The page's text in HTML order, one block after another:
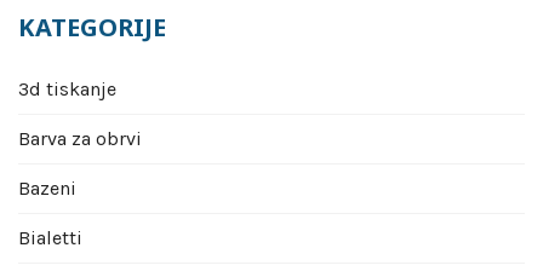
KATEGORIJE
3d tiskanje
Barva za obrvi
Bazeni
Bialetti